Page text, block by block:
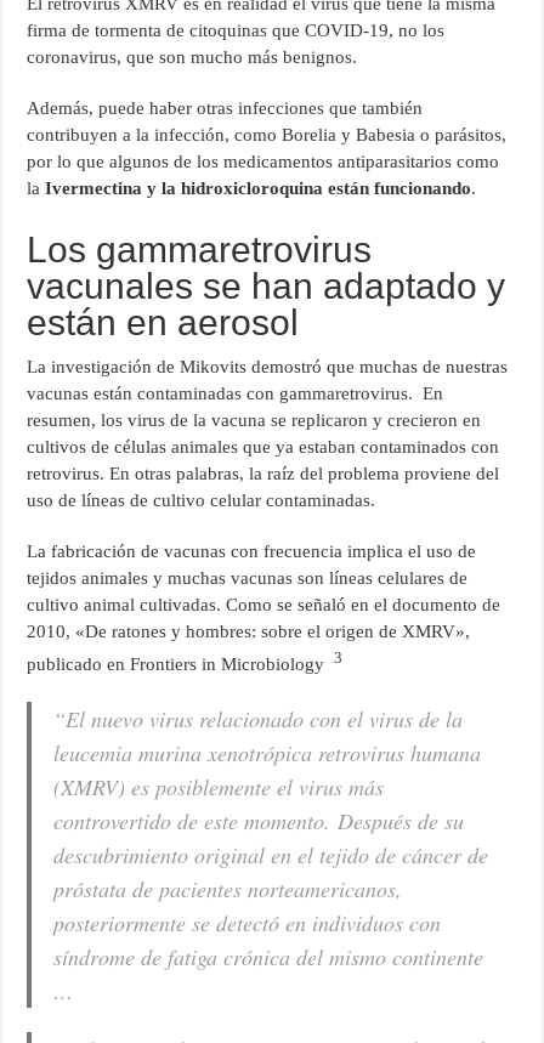
firma de tormenta de citoquinas que COVID-19, no los
coronavirus, que son mucho más benignos.
Además, puede haber otras infecciones que también
contribuyen a la infección, como Borelia y Babesia o parásitos,
por lo que algunos de los medicamentos antiparasitarios como
laIvermectina y la hidroxicloroquina están funcionando.
Los gammaretrovirus
vacunales se han adaptado y
están en aerosol
La investigación de Mikovits demostró que muchas de nuestras
vacunas están contaminadas con gammaretrovirus. En
resumen, los virus de la vacuna se replicaron y crecieron en
cultivos de células animales que ya estaban contaminados con
retrovirus. En otras palabras, la raíz del problema proviene del
uso de líneas de cultivo celular contaminadas.
La fabricación de vacunas con frecuencia implica el uso de
tejidos animales y muchas vacunas son líneas celulares de
cultivo animal cultivadas. Como se señaló en el documento de
2010, «De ratones y hombres: sobre el origen de XMRV»,
publicado en Frontiers in Microbiology3
“El nuevo virus relacionado con el virus de la
leucemia murina xenotrópica retrovirus humana
(XMRV) es posiblemente el virus más
controvertido de este momento. Después de su
descubrimiento original en el tejido de cáncer de
próstata de pacientes norteamericanos,
posteriormente se detectó en individuos con
síndrome de fatiga crónica del mismo continente
…